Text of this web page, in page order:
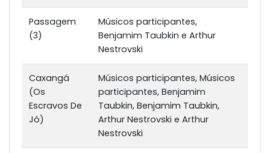
Passagem
(3)
Músicos participantes,
Benjamim Taubkin e Arthur
Nestrovski
Caxangá
(Os
Escravos De
Jó)
Músicos participantes, Músicos
participantes, Benjamim
Taubkin, Benjamim Taubkin,
Arthur Nestrovski e Arthur
Nestrovski